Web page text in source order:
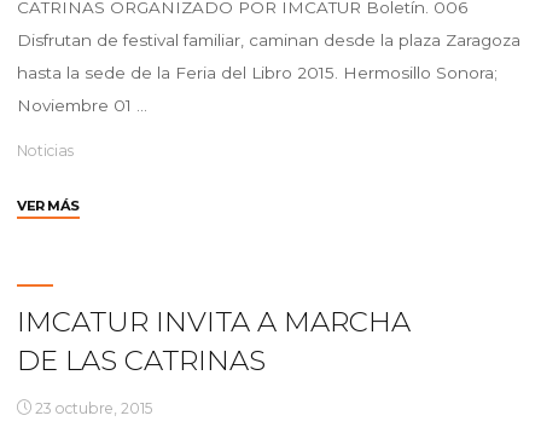
CATRINAS ORGANIZADO POR IMCATUR Boletín. 006
Disfrutan de festival familiar, caminan desde la plaza Zaragoza
hasta la sede de la Feria del Libro 2015. Hermosillo Sonora;
Noviembre 01 …
Noticias
VER MÁS"RESPONDEN
MARCHA
DE
LAS
ORGANIZADO
IMCATUR INVITA A MARCHA
DE LAS CATRINAS
23 octubre, 2015